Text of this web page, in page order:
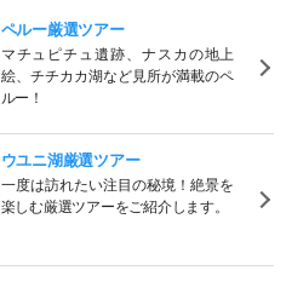
ペルー厳選ツアー
マチュピチュ遺跡、ナスカの地上
絵、チチカカ湖など見所が満載のペ
ルー！
ウユニ湖厳選ツアー
一度は訪れたい注目の秘境！絶景を
楽しむ厳選ツアーをご紹介します。